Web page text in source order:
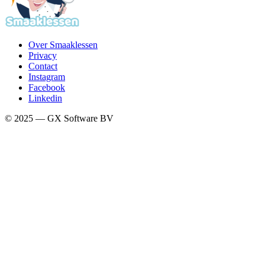
Over Smaaklessen
Privacy
Contact
Instagram
Facebook
Linkedin
© 2025 — GX Software BV